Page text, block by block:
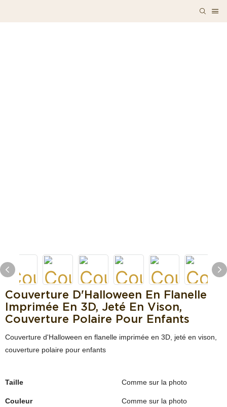
Couverture D'Halloween En Flanelle
Imprimée En 3D, Jeté En Vison,
Couverture Polaire Pour Enfants
Couverture d'Halloween en flanelle imprimée en 3D, jeté en vison,
couverture polaire pour enfants
Taille Comme sur la photo
Couleur Comme sur la photo